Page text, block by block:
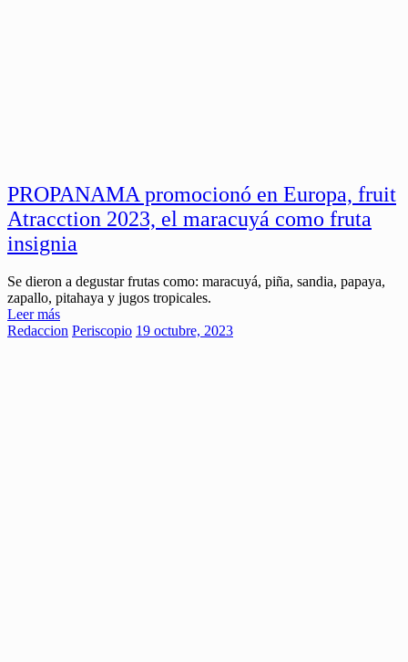
PROPANAMA promocionó en Europa, fruit
Atracction 2023, el maracuyá como fruta
insignia
Se dieron a degustar frutas como: maracuyá, piña, sandia, papaya,
zapallo, pitahaya y jugos tropicales.
Leer más
Redaccion Periscopio 19 octubre, 2023